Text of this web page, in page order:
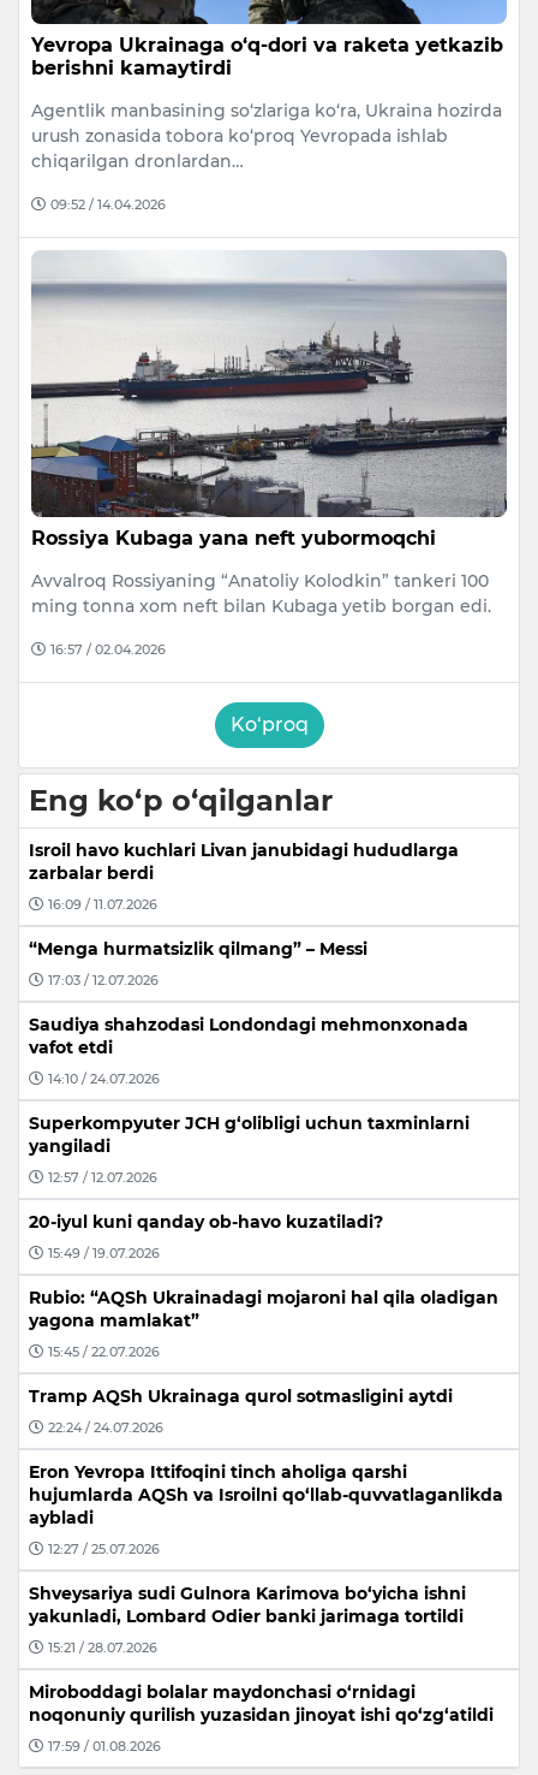
Yevropa Ukrainaga o‘q-dori va raketa yetkazib
berishni kamaytirdi
Agentlik manbasining so‘zlariga ko‘ra, Ukraina hozirda
urush zonasida tobora ko‘proq Yevropada ishlab
chiqarilgan dronlardan…
09:52 / 14.04.2026
Rossiya Kubaga yana neft yubormoqchi
Avvalroq Rossiyaning “Anatoliy Kolodkin” tankeri 100
ming tonna xom neft bilan Kubaga yetib borgan edi.
16:57 / 02.04.2026
Ko‘proq
Eng ko‘p o‘qilganlar
Isroil havo kuchlari Livan janubidagi hududlarga
zarbalar berdi
16:09 / 11.07.2026
“Menga hurmatsizlik qilmang” – Messi
17:03 / 12.07.2026
Saudiya shahzodasi Londondagi mehmonxonada
vafot etdi
14:10 / 24.07.2026
Superkompyuter JCH g‘olibligi uchun taxminlarni
yangiladi
12:57 / 12.07.2026
20-iyul kuni qanday ob-havo kuzatiladi?
15:49 / 19.07.2026
Rubio: “AQSh Ukrainadagi mojaroni hal qila oladigan
yagona mamlakat”
15:45 / 22.07.2026
Tramp AQSh Ukrainaga qurol sotmasligini aytdi
22:24 / 24.07.2026
Eron Yevropa Ittifoqini tinch aholiga qarshi
hujumlarda AQSh va Isroilni qo‘llab-quvvatlaganlikda
aybladi
12:27 / 25.07.2026
Shveysariya sudi Gulnora Karimova bo‘yicha ishni
yakunladi, Lombard Odier banki jarimaga tortildi
15:21 / 28.07.2026
Miroboddagi bolalar maydonchasi o‘rnidagi
noqonuniy qurilish yuzasidan jinoyat ishi qo‘zg‘atildi
17:59 / 01.08.2026